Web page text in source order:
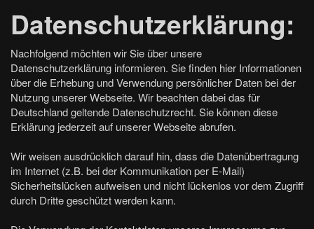
Datenschutzerklärung:
Nachfolgend möchten wir Sie über unsere
Datenschutzerklärung informieren. Sie finden hier Informationen
über die Erhebung und Verwendung persönlicher Daten bei der
Nutzung unserer Webseite. Wir beachten dabei das für
Deutschland geltende Datenschutzrecht. Sie können diese
Erklärung jederzeit auf unserer Webseite abrufen.
Wir weisen ausdrücklich darauf hin, dass die Datenübertragung
im Internet (z.B. bei der Kommunikation per E-Mail)
Sicherheitslücken aufweisen und nicht lückenlos vor dem Zugriff
durch Dritte geschützt werden kann.